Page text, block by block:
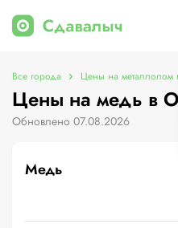
Все города Цены на металлолом в
Цены на медь в
Обновлено 07.08.2026
Медь